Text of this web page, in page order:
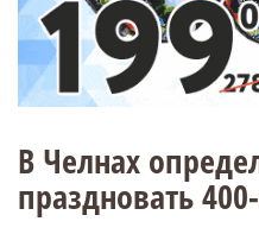
В Челнах
праздновать